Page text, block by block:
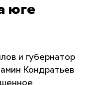
юге
и губернатор
Кондратьев